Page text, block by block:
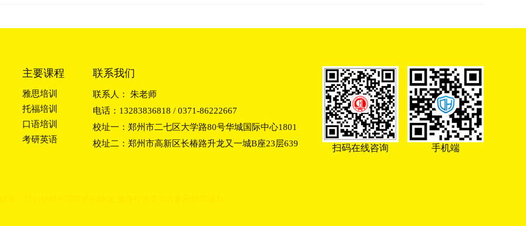
主要课程
雅思培训
托福培训
口语培训
考研英语
联系我们
联系人： 朱老师
电话：13283836818 / 0371-86222667
校址一：郑州市二七区大学路80号华城国际中心1801
校址二：郑州市高新区长椿路升龙又一城B座23层639
扫码在线咨询 手机端